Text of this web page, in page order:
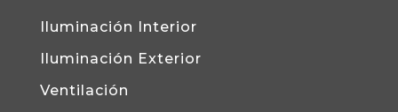
Iluminación Interior
Iluminación Exterior
Ventilación